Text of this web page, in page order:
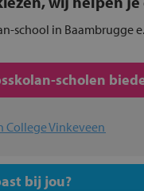
school in
scholen
College Vinkeveen
bij jou?